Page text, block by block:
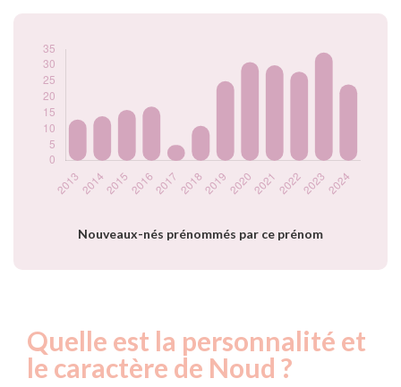
Nouveaux-nés prénommés par ce prénom
Popularité du
prénom Noud par
2023
2024
Quelle est la personnalité et
le caractère de Noud ?